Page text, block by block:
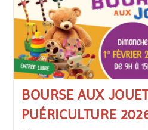
BOURSE AUX
PUÉRICULTURE